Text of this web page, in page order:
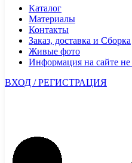
Каталог
Материалы
Контакты
Заказ, доставка и Сборка
Живые фото
Информация на сайте не
ВХОД / РЕГИСТРАЦИЯ